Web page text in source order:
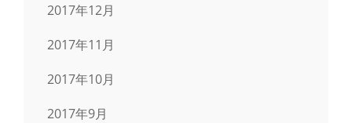
2017年12月
2017年11月
2017年10月
2017年9月